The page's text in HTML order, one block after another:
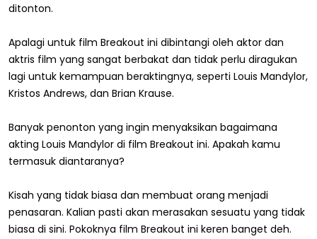
ditonton.
Apalagi untuk film Breakout ini dibintangi oleh aktor dan
aktris film yang sangat berbakat dan tidak perlu diragukan
lagi untuk kemampuan beraktingnya, seperti Louis Mandylor,
Kristos Andrews, dan Brian Krause.
Banyak penonton yang ingin menyaksikan bagaimana
akting Louis Mandylor di film Breakout ini. Apakah kamu
termasuk diantaranya?
Kisah yang tidak biasa dan membuat orang menjadi
penasaran. Kalian pasti akan merasakan sesuatu yang tidak
biasa di sini. Pokoknya film Breakout ini keren banget deh.